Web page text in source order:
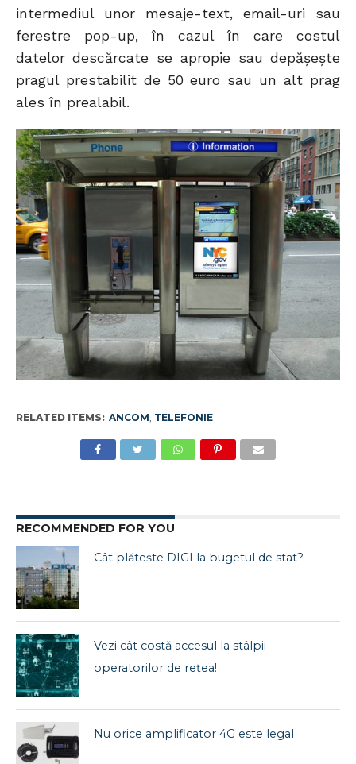
intermediul unor mesaje-text, email-uri sau
ferestre pop-up, în cazul în care costul
datelor descărcate se apropie sau depăşeşte
pragul prestabilit de 50 euro sau un alt prag
ales în prealabil.
RELATED ITEMS: ANCOM TELEFONIE
RECOMMENDED FOR YOU
Cât plătește DIGI la bugetul de stat?
Vezi cât costă accesul la stâlpii
operatorilor de rețea!
Nu orice amplificator 4G este legal